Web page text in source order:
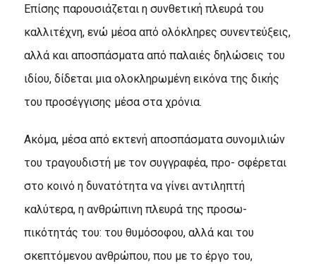
Επίσης παρουσιάζεται η συνθετική πλευρά του
καλλιτέχνη, ενώ μέσα από ολόκληρες συνεντεύξεις,
αλλά και αποσπάσματα από παλαιές δηλώσεις του
ιδίου, δίδεται μια ολοκληρωμένη εικόνα της δικής
του προσέγγισης μέσα στα χρόνια.
Ακόμα, μέσα από εκτενή αποσπάσματα συνομιλιών
του τραγουδιστή με τον συγγραφέα, προ- σφέρεται
στο κοινό η δυνατότητα να γίνει αντιληπτή
καλύτερα, η ανθρώπινη πλευρά της προσω-
πικότητάς του: του θυμόσοφου, αλλά και του
σκεπτόμενου ανθρώπου, που με το έργο του,